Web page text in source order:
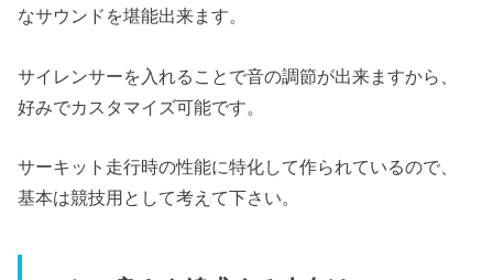
なサウンドを堪能出来ます。
サイレンサーを入れることで音の調節が出来ますから、
好みでカスタマイズ可能です。
サーキット走行時の性能に特化して作られているので、
基本は競技用として考えて下さい。